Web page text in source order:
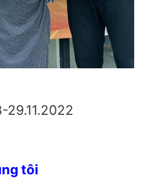
29.11.2022
tôi